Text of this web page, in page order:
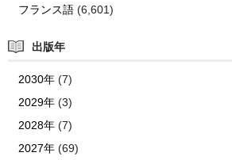
フランス語(6,601)
出版年
2030年(7)
2029年(3)
2028年(7)
2027年(69)